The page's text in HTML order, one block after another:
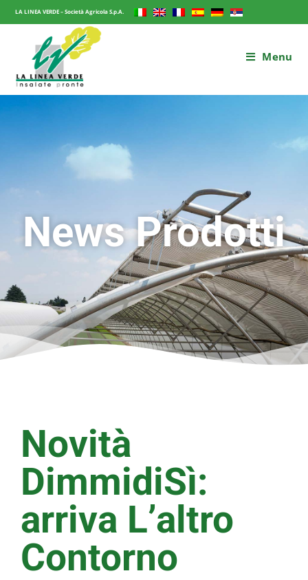
LA LINEA VERDE – Società Agricola S.p.A.
Menu
News Prodotti
Novità
DimmidiSì:
arriva L’altro
Contorno